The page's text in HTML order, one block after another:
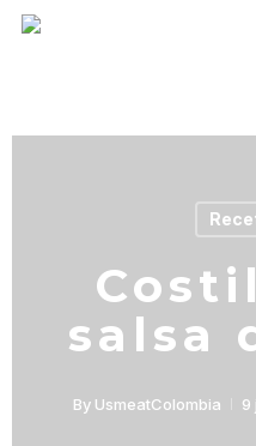
Skip
salsa
By UsmeatColombia 9